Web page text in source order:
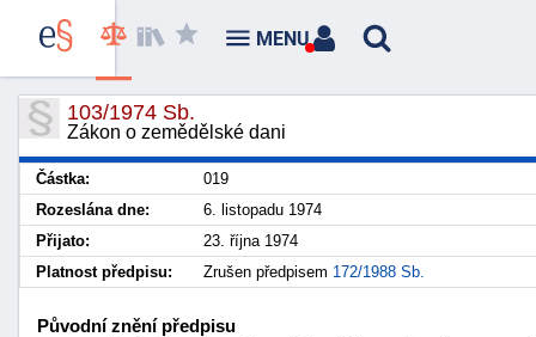
103/1974 Sb.
Zákon o zemědělské dani
Částka:
019
Rozeslána dne:
6. listopadu 1974
Přijato:
23. října 1974
Platnost předpisu:
Zrušen předpisem 172/1988 Sb.
Původní znění předpisu
MENU